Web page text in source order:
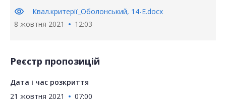
visibility
Квал.критерії_Оболонський, 14-Е.docx
8 жовтня 2021
12:03
Реєстр пропозицій
Дата і час розкриття
21 жовтня 2021
07:00